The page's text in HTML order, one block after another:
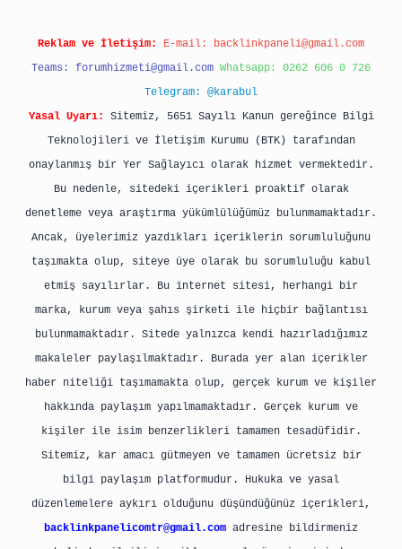
Reklam ve İletişim: E-mail: backlinkpaneli@gmail.com
Teams: forumhizmeti@gmail.com Whatsapp: 0262 606 0 726
Telegram: @karabul
Yasal Uyarı:
Sitemiz, 5651 Sayılı Kanun gereğince Bilgi
Teknolojileri ve İletişim Kurumu (BTK) tarafından
onaylanmış bir Yer Sağlayıcı olarak hizmet vermektedir.
Bu nedenle, sitedeki içerikleri proaktif olarak
denetleme veya araştırma yükümlülüğümüz bulunmamaktadır.
Ancak, üyelerimiz yazdıkları içeriklerin sorumluluğunu
taşımakta olup, siteye üye olarak bu sorumluluğu kabul
etmiş sayılırlar. Bu internet sitesi, herhangi bir
marka, kurum veya şahıs şirketi ile hiçbir bağlantısı
bulunmamaktadır. Sitede yalnızca kendi hazırladığımız
makaleler paylaşılmaktadır. Burada yer alan içerikler
haber niteliği taşımamakta olup, gerçek kurum ve kişiler
hakkında paylaşım yapılmamaktadır. Gerçek kurum ve
kişiler ile isim benzerlikleri tamamen tesadüfidir.
Sitemiz, kar amacı gütmeyen ve tamamen ücretsiz bir
bilgi paylaşım platformudur. Hukuka ve yasal
düzenlemelere aykırı olduğunu düşündüğünüz içerikleri,
backlinkpanelicomtr@gmail.com adresine bildirmeniz